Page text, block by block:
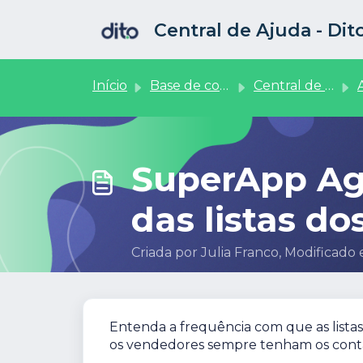
Central de Ajuda -
Início Base de conhecimento Central de Vendedores
SuperApp
das listas
Criada por Julia Franco, Modificado
Entenda a frequência com que as
os vendedores sempre tenham os